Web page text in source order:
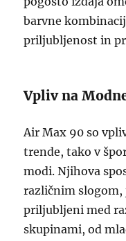
barvne
priljubljenost in
Vpliv na
Air Max 90 so
trende, tako v
modi. Njihova
različnim slogom,
priljubljeni med
skupinami, od